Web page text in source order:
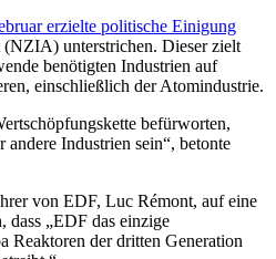
erzielte politische Einigung
unterstrichen. Dieser zielt
benötigten Industrien auf
einschließlich der Atomindustrie.
befürworten,
Industrien sein“, betonte
von EDF, Luc Rémont, auf eine
dass „EDF das einzige
Reaktoren der dritten Generation